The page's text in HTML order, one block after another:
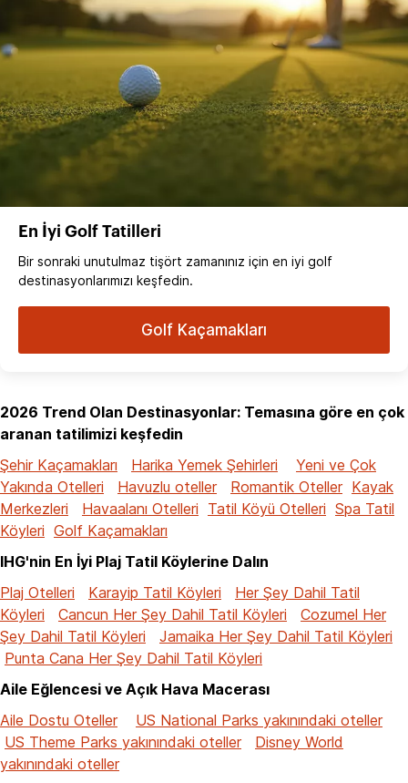
En İyi Golf Tatilleri
Bir sonraki unutulmaz tişört zamanınız için en iyi golf
destinasyonlarımızı keşfedin.
Golf Kaçamakları
2026 Trend Olan Destinasyonlar: Temasına göre en çok
aranan tatilimizi keşfedin
Şehir Kaçamakları
Harika Yemek Şehirleri
Yeni ve Çok
Yakında Otelleri
Havuzlu oteller Romantik Oteller Kayak
Merkezleri
Havaalanı Otelleri Tatil Köyü Otelleri Spa Tatil
Köyleri Golf Kaçamakları
IHG'nin En İyi Plaj Tatil Köylerine Dalın
Plaj Otelleri
Karayip Tatil Köyleri
Her Şey Dahil Tatil
Köyleri
Cancun Her Şey Dahil Tatil Köyleri
Cozumel Her
Şey Dahil Tatil Köyleri
Jamaika Her Şey Dahil Tatil Köyleri
Punta Cana Her Şey Dahil Tatil Köyleri
Aile Eğlencesi ve Açık Hava Macerası
Aile Dostu Oteller
US National Parks yakınındaki oteller
US Theme Parks yakınındaki oteller
Disney World
yakınındaki oteller